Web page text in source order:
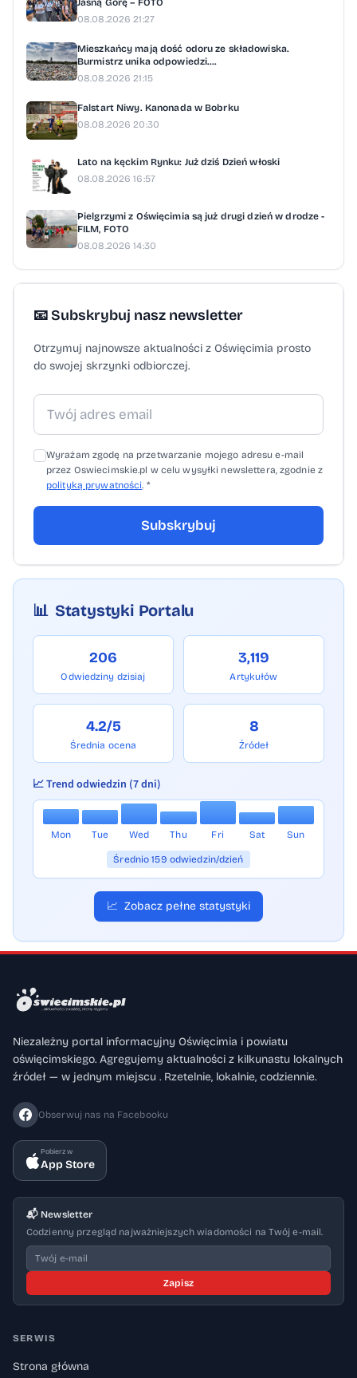
Jasną Górę – FOTO
08.08.2026 21:27
Mieszkańcy mają dość odoru ze składowiska.
Burmistrz unika odpowiedzi....
08.08.2026 21:15
Falstart Niwy. Kanonada w Bobrku
08.08.2026 20:30
Lato na kęckim Rynku: Już dziś Dzień włoski
08.08.2026 16:57
Pielgrzymi z Oświęcimia są już drugi dzień w drodze -
FILM, FOTO
08.08.2026 14:30
📧 Subskrybuj nasz newsletter
Otrzymuj najnowsze aktualności z Oświęcimia prosto
do swojej skrzynki odbiorczej.
Wyrażam zgodę na przetwarzanie mojego adresu e-mail
przez Oswiecimskie.pl w celu wysyłki newslettera, zgodnie z
polityką prywatności. *
Subskrybuj
📊 Statystyki Portalu
206
Odwiedziny dzisiaj
3,119
Artykułów
4.2/5
Średnia ocena
8
Źródeł
📈 Trend odwiedzin (7 dni)
Mon Tue Wed Thu Fri Sat Sun
Średnio 159 odwiedzin/dzień
📈 Zobacz pełne statystyki
Niezależny portal informacyjny Oświęcimia i powiatu
oświęcimskiego. Agregujemy aktualności z kilkunastu lokalnych
źródeł — w jednym miejscu . Rzetelnie, lokalnie, codziennie.
Obserwuj nas na Facebooku
Pobierz w
App Store
📬 Newsletter
Codzienny przegląd najważniejszych wiadomości na Twój e-mail.
Zapisz
SERWIS
Strona główna